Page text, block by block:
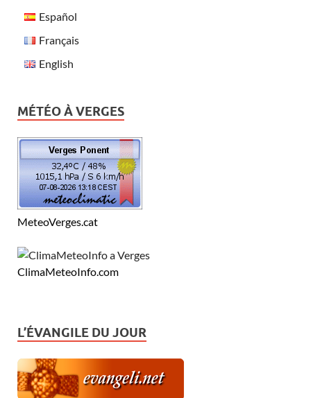
Español
Français
English
MÉTÉO À VERGES
MeteoVerges.cat
ClimaMeteoInfo.com
L’ÉVANGILE DU JOUR